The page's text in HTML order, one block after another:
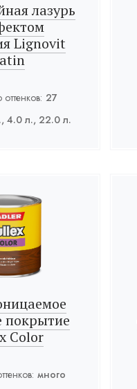
лазурь
Lignovit
27
4.0 л., 22.0 л.
Color
много